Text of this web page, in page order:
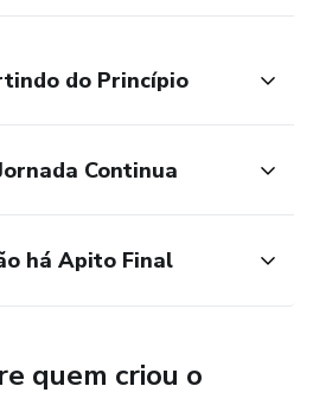
do Princípio
Continua
há Apito Final
quem criou o